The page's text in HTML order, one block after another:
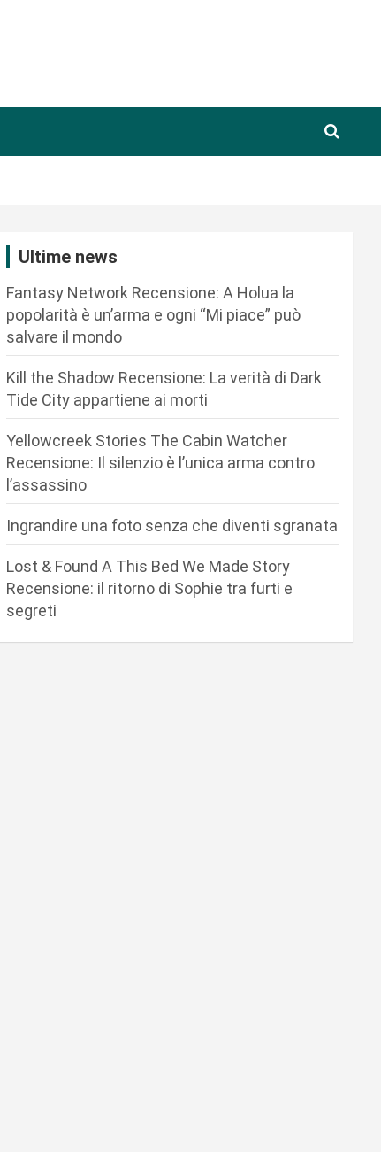
Ultime news
Fantasy Network Recensione: A Holua la
popolarità è un’arma e ogni “Mi piace” può
salvare il mondo
Kill the Shadow Recensione: La verità di Dark
Tide City appartiene ai morti
Yellowcreek Stories The Cabin Watcher
Recensione: Il silenzio è l’unica arma contro
l’assassino
Ingrandire una foto senza che diventi sgranata
Lost & Found A This Bed We Made Story
Recensione: il ritorno di Sophie tra furti e
segreti